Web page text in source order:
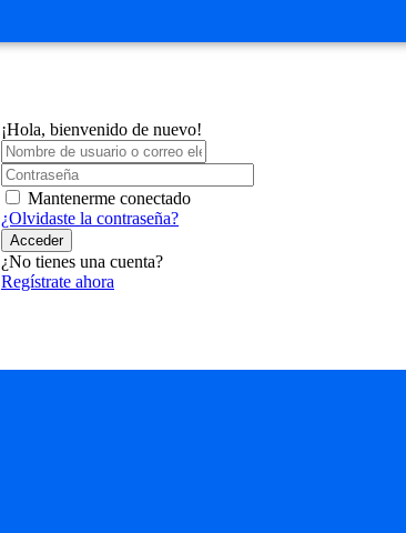
¡Hola, bienvenido de nuevo!
Mantenerme conectado
¿Olvidaste la contraseña?
Acceder
¿No tienes una cuenta?
Regístrate ahora